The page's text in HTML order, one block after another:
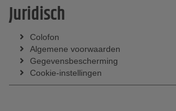
Juridisch
Colofon
Algemene voorwaarden
Gegevensbescherming
Cookie-instellingen